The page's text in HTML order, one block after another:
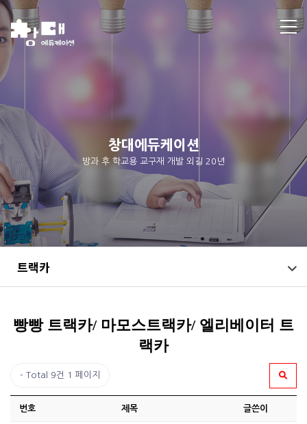
창대에듀케이션
방과 후 학교용 교구재 개발 외길 20년
트랙카
빵빵 트랙카/ 마모스트랙카/ 엘리베이터 트
랙카
Total 9건 1 페이지
번호 제목 글쓴이